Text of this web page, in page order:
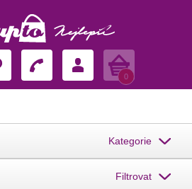
Košík
0
Kategorie
Filtrovat